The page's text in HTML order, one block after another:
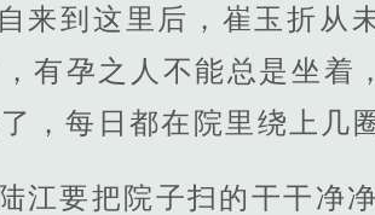
自来到这里后，崔玉折从
有孕之人不能总是坐着
，每日都在院里绕上几
江要把院子扫的干干净